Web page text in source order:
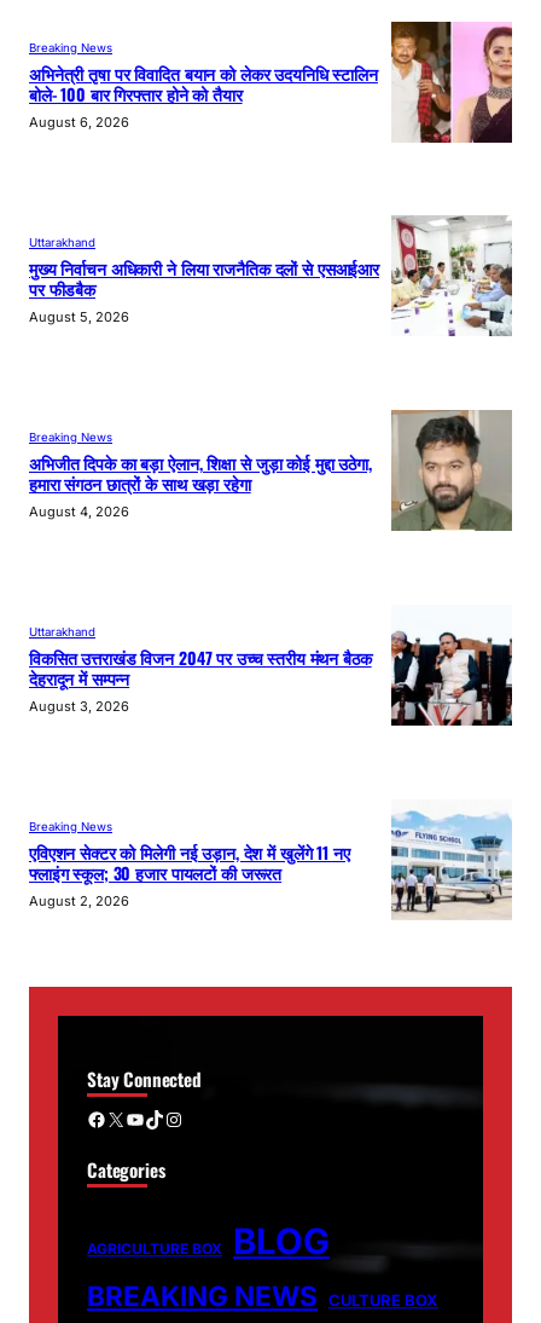
Breaking News
अभिनेत्री तृषा पर विवादित बयान को लेकर उदयनिधि स्टालिन
बोले- 100 बार गिरफ्तार होने को तैयार
August 6, 2026
Uttarakhand
मुख्य निर्वाचन अधिकारी ने लिया राजनैतिक दलों से एसआईआर
पर फीडबैक
August 5, 2026
Breaking News
अभिजीत दिपके का बड़ा ऐलान, शिक्षा से जुड़ा कोई मुद्दा उठेगा,
हमारा संगठन छात्रों के साथ खड़ा रहेगा
August 4, 2026
Uttarakhand
विकसित उत्तराखंड विजन 2047 पर उच्च स्तरीय मंथन बैठक
देहरादून में सम्पन्न
August 3, 2026
Breaking News
एविएशन सेक्टर को मिलेगी नई उड़ान, देश में खुलेंगे 11 नए
फ्लाइंग स्कूल; 30 हजार पायलटों की जरूरत
August 2, 2026
Stay Connected
Facebook X YouTube TikTok Instagram
Categories
AGRICULTURE BOX BLOG
BREAKING NEWS CULTURE BOX